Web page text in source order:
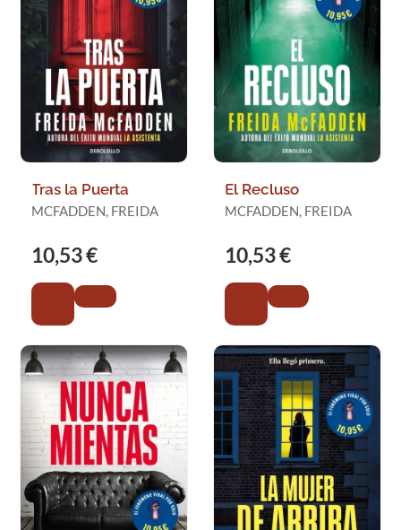
Tras la Puerta
MCFADDEN, FREIDA
10,53 €
El Recluso
MCFADDEN, FREIDA
10,53 €